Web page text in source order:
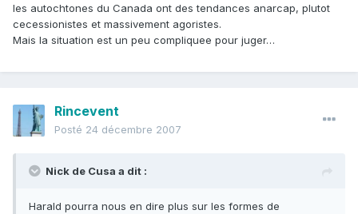
les autochtones du Canada ont des tendances anarcap, plutot
cecessionistes et massivement agoristes.
Mais la situation est un peu compliquee pour juger…
Rincevent
Posté 24 décembre 2007
Nick de Cusa a dit :
Harald pourra nous en dire plus sur les formes de